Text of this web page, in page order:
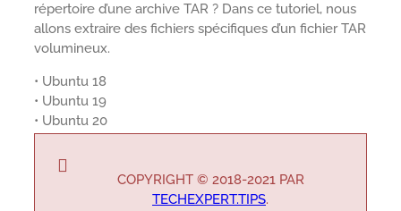
répertoire d’une archive TAR ? Dans ce tutoriel, nous
allons extraire des fichiers spécifiques d’un fichier TAR
volumineux.
• Ubuntu 18
• Ubuntu 19
• Ubuntu 20
COPYRIGHT © 2018-2021 PAR
TECHEXPERT.TIPS.